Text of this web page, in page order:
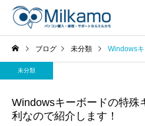
ブログ 未分類 Windowsキーボー
未分類
Windowsキーボードの特殊
利なので紹介します！